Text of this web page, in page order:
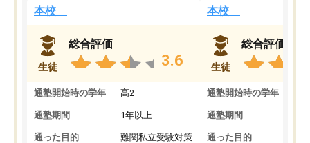
本校
生徒
総合評価
3.6
通塾開始時の学年 高2
通塾期間 1年以上
通った目的 難関私立受験対策
本校
生徒
総合評価
通塾開始時の学年
通塾期間
通った目的